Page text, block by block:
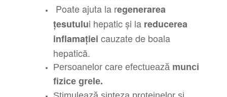
Poate ajuta la regenerarea
țesutului hepatic și la reducerea
inflamației cauzate de boala
hepatică.
Persoanelor care efectueazămunci
fizice grele.